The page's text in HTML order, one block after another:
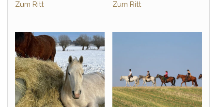
Zum Ritt Zum Ritt